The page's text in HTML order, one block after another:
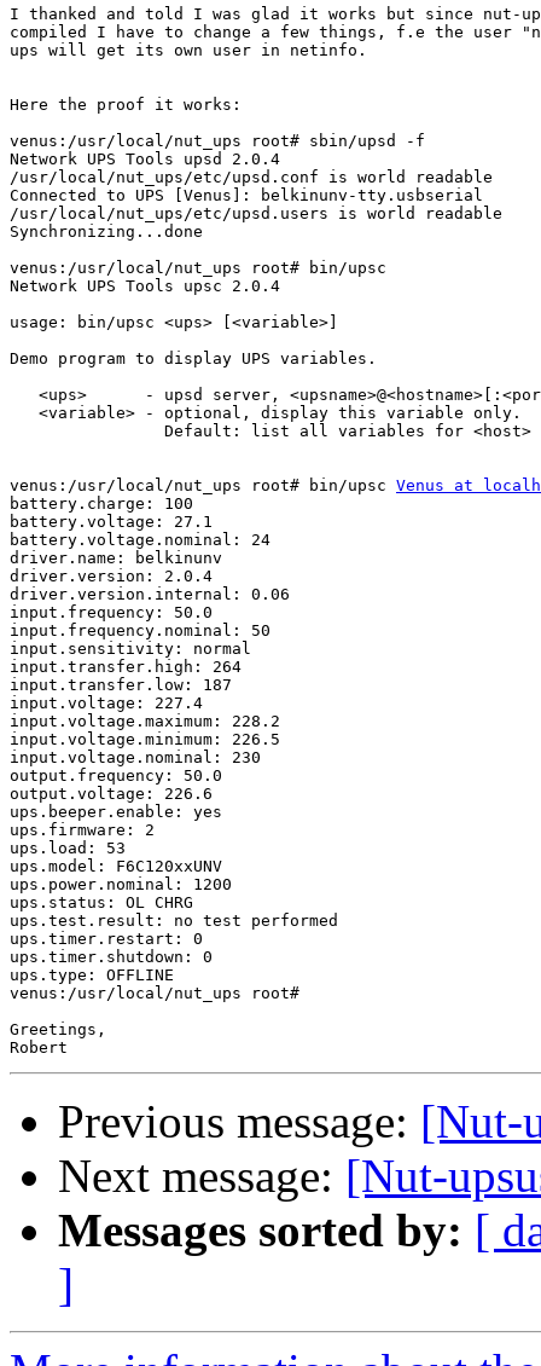
I thanked and told I was glad it works but since
compiled I have to change a few things, f.e the user
ups will get its own user in netinfo.
Here the proof it works:
venus:/usr/local/nut_ups root# sbin/upsd -f
Network UPS Tools upsd 2.0.4
/usr/local/nut_ups/etc/upsd.conf is world readable
Connected to UPS [Venus]: belkinunv-tty.usbserial
/usr/local/nut_ups/etc/upsd.users is world readable
Synchronizing...done
venus:/usr/local/nut_ups root# bin/upsc
Network UPS Tools upsc 2.0.4
usage: bin/upsc <ups> [<variable>]
Demo program to display UPS variables.
<ups>      - upsd server,
   <variable> - optional, display this variable only.
                Default: list all variables for <host>
venus:/usr/local/nut_ups root# bin/upsc Venus at
battery.charge: 100
battery.voltage: 27.1
battery.voltage.nominal: 24
driver.name: belkinunv
driver.version: 2.0.4
driver.version.internal: 0.06
input.frequency: 50.0
input.frequency.nominal: 50
input.sensitivity: normal
input.transfer.high: 264
input.transfer.low: 187
input.voltage: 227.4
input.voltage.maximum: 228.2
input.voltage.minimum: 226.5
input.voltage.nominal: 230
output.frequency: 50.0
output.voltage: 226.6
ups.beeper.enable: yes
ups.firmware: 2
ups.load: 53
ups.model: F6C120xxUNV
ups.power.nominal: 1200
ups.status: OL CHRG
ups.test.result: no test performed
ups.timer.restart: 0
ups.timer.shutdown: 0
ups.type: OFFLINE
venus:/usr/local/nut_ups root#
Greetings,
Previous message: [Nut-
Next message: [Nut-
Messages sorted by: [
]